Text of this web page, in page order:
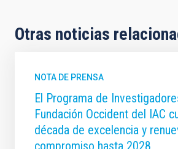
Otras noticias
NOTA DE PRENSA
El Programa de
Fundación Occident del IAC
década de excelencia y
compromiso hasta 2028